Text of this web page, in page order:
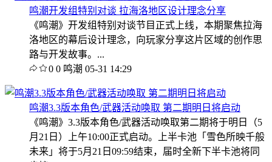
鸣潮开发组特别对谈 拉海洛地区设计理念分享
《鸣潮》开发组特别对谈节目正式上线，本期聚焦拉海
洛地区的幕后设计理念，向玩家分享这片区域的创作思
路与开发故事。...
0 0 鸣潮 05-31 14:29
鸣潮3.3版本角色/武器活动唤取 第二期明日将启动
《鸣潮》3.3版本角色/武器活动唤取第二期将于明日（5
月21日）上午10:00正式启动。上半卡池「雪色所映千般
未来」将于5月21日09:59结束，届时全新下半卡池将同